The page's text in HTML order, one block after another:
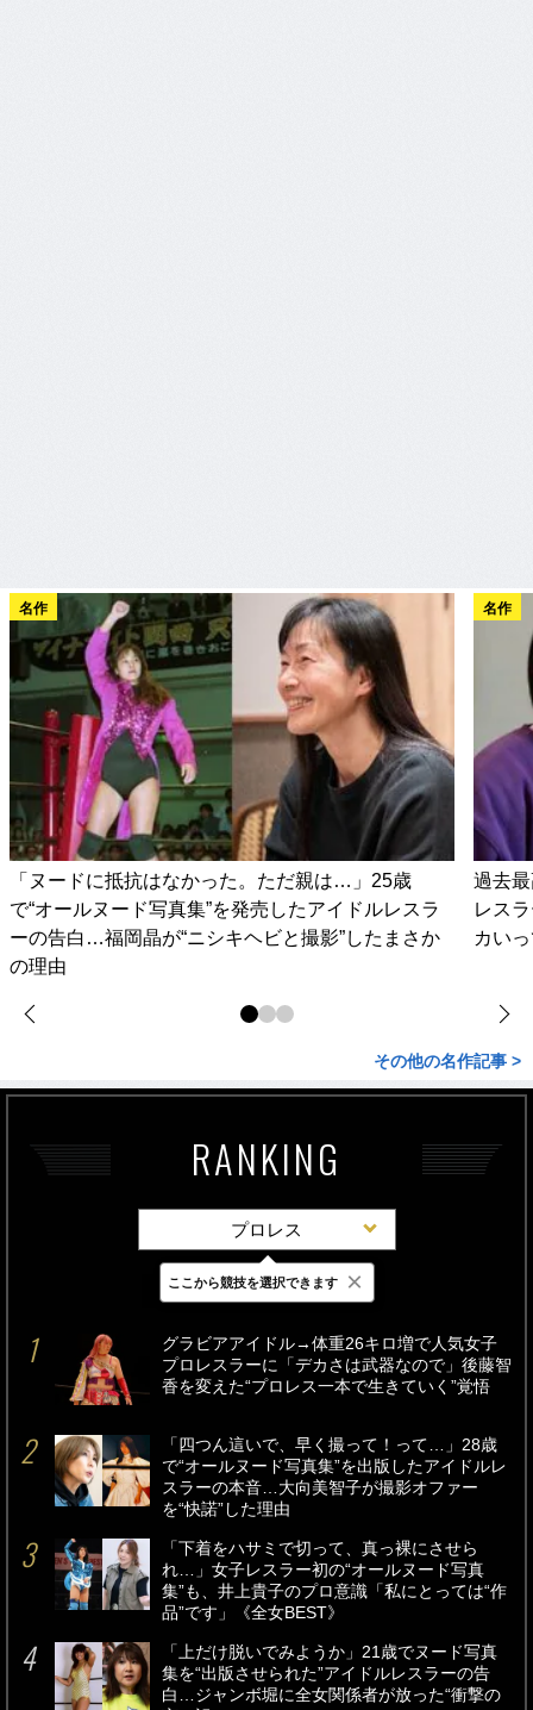
名作
「ヌードに抵抗はなかった。ただ親は…」25歳
で“オールヌード写真集”を発売したアイドルレスラ
ーの告白…福岡晶が“ニシキヘビと撮影”したまさか
の理由
名作
過去
レス
カい
その他の名作記事 >
RANKING
プロレス
最新 24時間 週間
グラビアアイドル→体重26キロ増で人気女子
プロレスラーに「デカさは武器なので」後藤智
香を変えた“プロレス一本で生きていく”覚悟
「四つん這いで、早く撮って！って…」28歳
で“オールヌード写真集”を出版したアイドルレ
スラーの本音…大向美智子が撮影オファー
を“快諾”した理由
「下着をハサミで切って、真っ裸にさせら
れ…」女子レスラー初の“オールヌード写真
集”も、井上貴子のプロ意識「私にとっては“作
品”です」《全女BEST》
「上だけ脱いでみようか」21歳でヌード写真
集を“出版させられた”アイドルレスラーの告
白…ジャンボ堀に全女関係者が放った“衝撃の
ここから競技を選択できます ×